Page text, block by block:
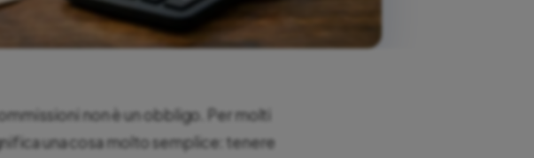
non è un obbligo. Per molti
una cosa molto semplice: tenere